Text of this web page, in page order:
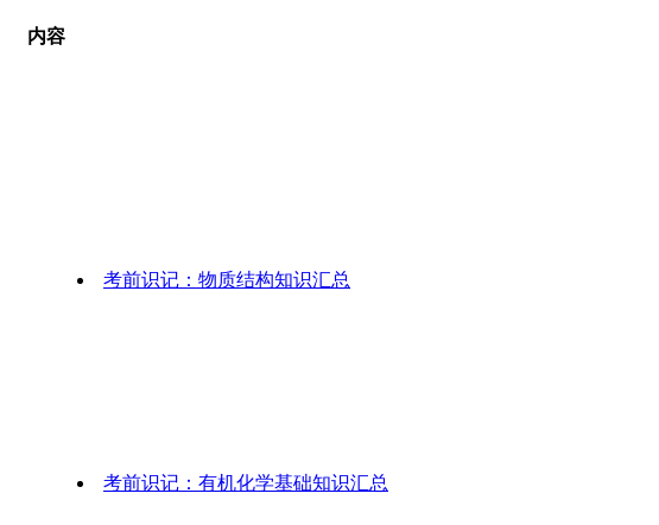
内容
考前识记：物质结构知识汇总
考前识记：有机化学基础知识汇总